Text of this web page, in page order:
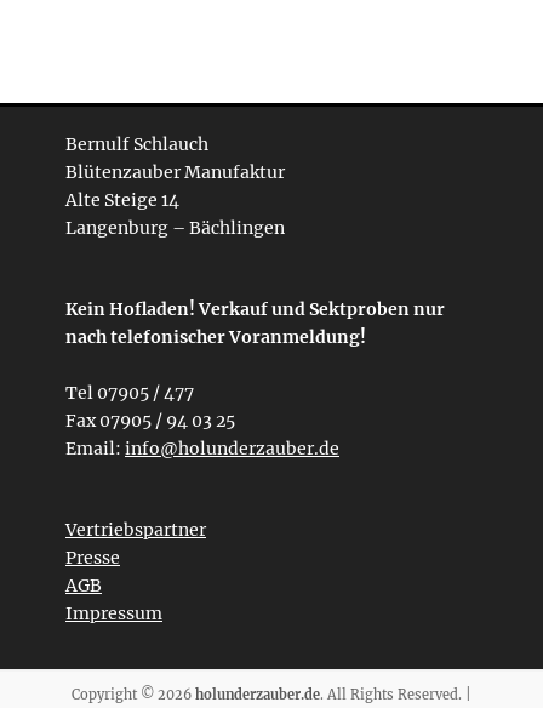
Bernulf Schlauch
Blütenzauber Manufaktur
Alte Steige 14
Langenburg – Bächlingen
Kein Hofladen! Verkauf und Sektproben nur
nach telefonischer Voranmeldung!
Tel 07905 / 477
Fax 07905 / 94 03 25
Email: info@holunderzauber.de
Vertriebspartner
Presse
AGB
Impressum
Copyright © 2026 holunderzauber.de. All Rights Reserved. |